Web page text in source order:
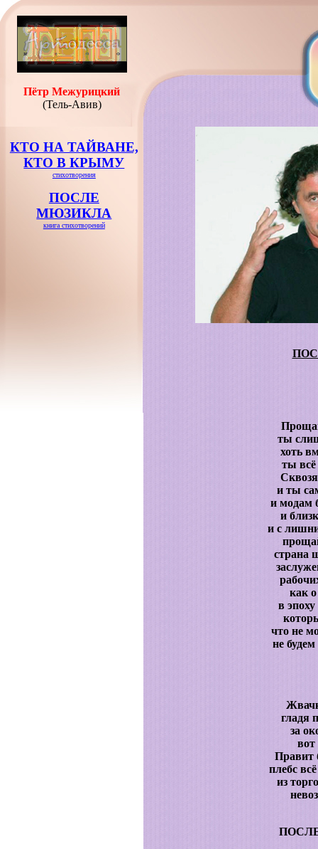
Пётр Межурицкий
(Тель-Авив)
КТО НА ТАЙВАНЕ,
КТО В КРЫМУ
стихотворения
ПОСЛЕ
МЮЗИКЛА
книга стихотворений
ты
хоть
ты всё
и ты
и модам
и
и с
страна
как о
в
что не
не
гладя
за
вот
Правит
плебс
из